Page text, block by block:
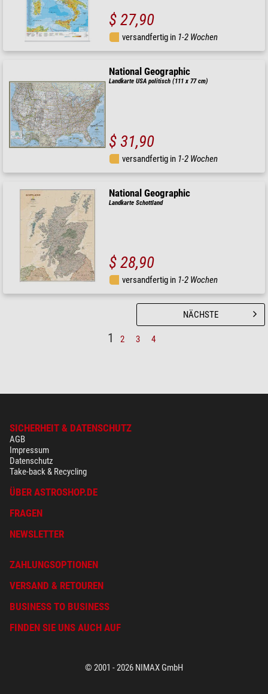
$ 27,90
versandfertig in 1-2 Wochen
National Geographic
Landkarte USA politisch (111 x 77 cm)
$ 31,90
versandfertig in 1-2 Wochen
National Geographic
Landkarte Schottland
$ 28,90
versandfertig in 1-2 Wochen
1 2 3 4
NÄCHSTE
SICHERHEIT & DATENSCHUTZ
AGB
Impressum
Datenschutz
Take-back & Recycling
ÜBER ASTROSHOP.DE
FRAGEN
NEWSLETTER
ZAHLUNGSOPTIONEN
VERSAND & RETOUREN
BUSINESS TO BUSINESS
FINDEN SIE UNS AUCH AUF
© 2001 - 2026 NIMAX GmbH